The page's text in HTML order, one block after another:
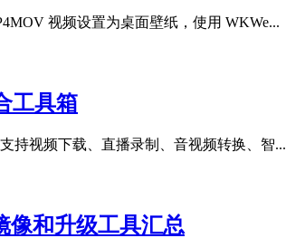
视频设置为桌面壁纸，使用 WKWe...
工具箱
持视频下载、直播录制、音视频转换、智...
像和升级工具汇总